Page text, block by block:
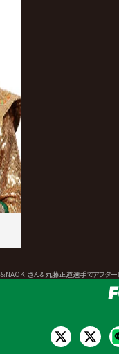
さん＆丸藤正道選手でアフタ